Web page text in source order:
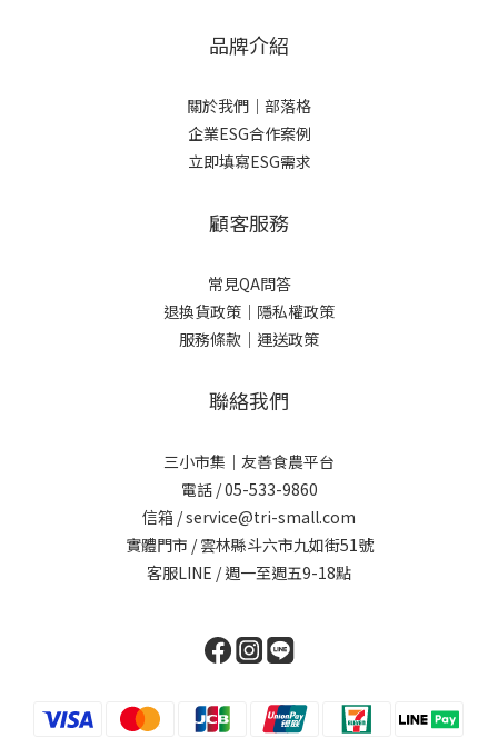
品牌介紹
關於我們 ｜ 部落格
企業ESG合作案例
立即填寫ESG需求
顧客服務
常見QA問答
退換貨政策｜ 隱私權政策
服務條款｜ 運送政策
聯絡我們
三小市集｜友善食農平台
電話 / 05-533-9860
信箱 / service@tri-small.com
實體門市 / 雲林縣斗六市九如街51號
客服LINE / 週一至週五9-18點